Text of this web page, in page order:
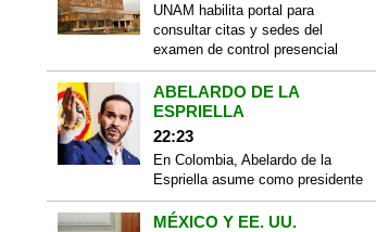
UNAM habilita portal para
consultar citas y sedes del
examen de control presencial
ABELARDO DE LA
ESPRIELLA
22:23
En Colombia, Abelardo de la
Espriella asume como presidente
MÉXICO Y EE. UU.